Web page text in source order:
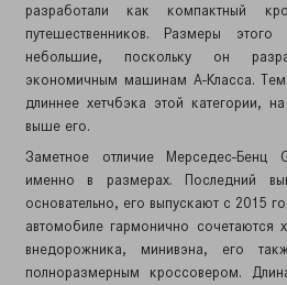
разработали как компактный
путешественников. Размеры этого
небольшие, поскольку он
экономичным машинам А-Класса.
длиннее хетчбэка этой
выше его.
Заметное отличие Мерседес-Бенц
именно в размерах. Последний
основательно, его выпускают с 2015
автомобиле гармонично сочетаются
внедорожника, минивэна, его
полноразмерным кроссовером.